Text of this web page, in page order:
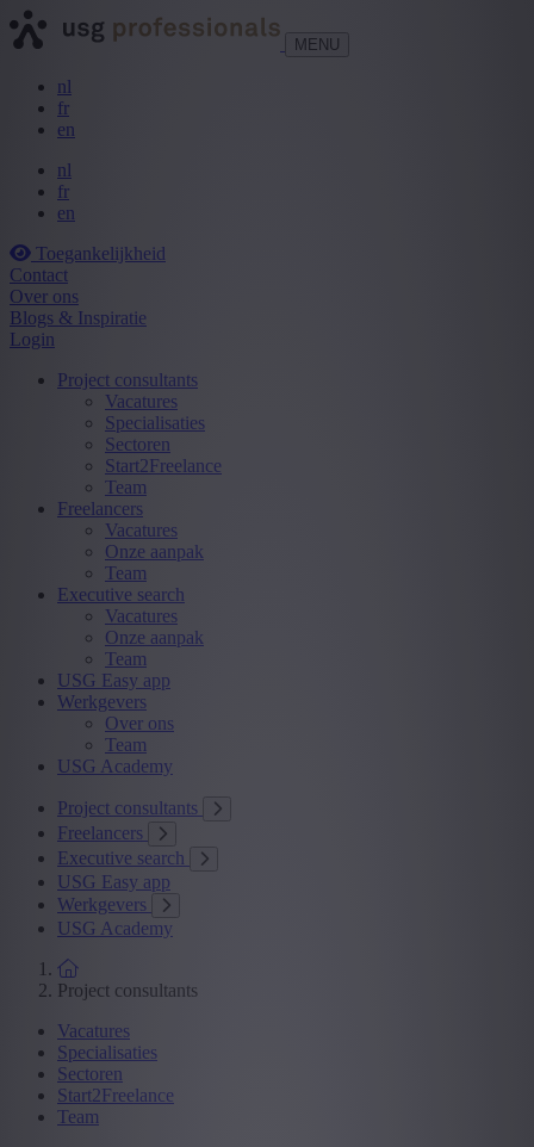
MENU
nl
fr
en
nl
fr
en
Toegankelijkheid
Contact
Over ons
Blogs & Inspiratie
Login
Project consultants
Vacatures
Specialisaties
Sectoren
Start2Freelance
Team
Freelancers
Vacatures
Onze aanpak
Team
Executive search
Vacatures
Onze aanpak
Team
USG Easy app
Werkgevers
Over ons
Team
USG Academy
Project consultants
Freelancers
Executive search
USG Easy app
Werkgevers
USG Academy
Project consultants
Vacatures
Specialisaties
Sectoren
Start2Freelance
Team